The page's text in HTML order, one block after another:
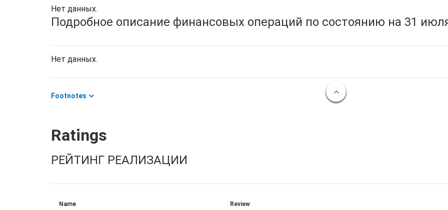
Нет данных.
Подробное описание финансовых операций по состоянию на 31
Нет данных.
Footnotes
Ratings
РЕЙТИНГ РЕАЛИЗАЦИИ
Name Review